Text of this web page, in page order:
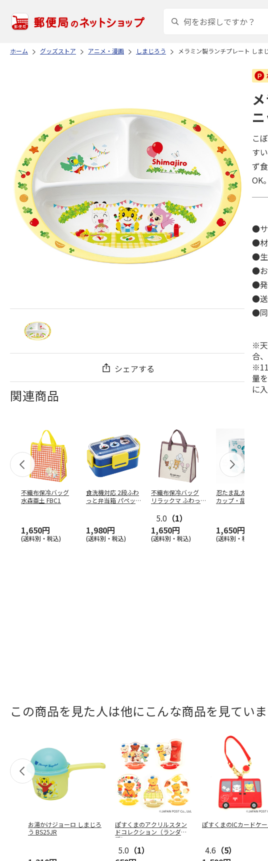
ホーム グッズストア アニメ・漫画 しまじろう メラミン製ランチプレート しま
シェアする
関連商品
不織布保冷バッグ
水森亜土 FBC1
1,650円
(送料別・税込)
食洗機対応 2段ふわ
っと弁当箱 パペッ
1,980円
(送料別・税込)
不織布保冷バッグ
リラックマ ふわっ
5.0 （1）
1,650円
(送料別・税込)
忍たま乱太郎 マグ
カップ・乱太郎・き
1,650円
(送料別・税込)
こ
す
ず
OK。
●
●材
●生
●お
●発
●送
●同
※天
合
量
に
この商品を見た人は他にこんな商品を見ていま
お湯かけジョーロ しまじろ
う BS25JR
ぽすくまのアクリルスタン
ドコレクション（ランダム1
種）
5.0 （1）
ぽすくまのICカードケ
4.6 （5）